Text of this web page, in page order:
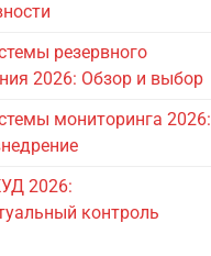
резервного
2026: Обзор и выбор
мониторинга 2026:
2026:
контроль